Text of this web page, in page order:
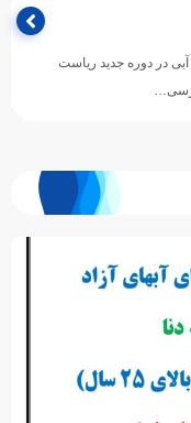
در دوره جدید ریاست